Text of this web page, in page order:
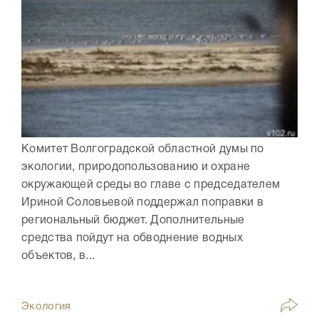
Комитет Волгоградской областной думы по
экологии, природопользованию и охране
окружающей среды во главе с председателем
Ириной Соловьевой поддержал поправки в
региональный бюджет. Дополнительные
средства пойдут на обводнение водных
объектов, в...
Экология